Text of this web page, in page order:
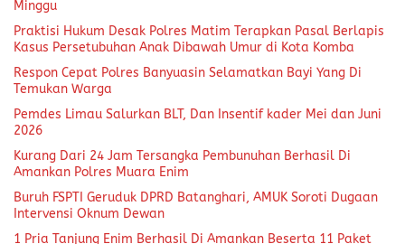
Minggu
Praktisi Hukum Desak Polres Matim Terapkan Pasal Berlapis
Kasus Persetubuhan Anak Dibawah Umur di Kota Komba
Respon Cepat Polres Banyuasin Selamatkan Bayi Yang Di
Temukan Warga
Pemdes Limau Salurkan BLT, Dan Insentif kader Mei dan Juni
2026
Kurang Dari 24 Jam Tersangka Pembunuhan Berhasil Di
Amankan Polres Muara Enim
Buruh FSPTI Geruduk DPRD Batanghari, AMUK Soroti Dugaan
Intervensi Oknum Dewan
1 Pria Tanjung Enim Berhasil Di Amankan Beserta 11 Paket